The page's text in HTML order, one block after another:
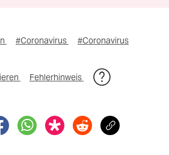
#Coronavirus #Coronavirus
Fehlerhinweis